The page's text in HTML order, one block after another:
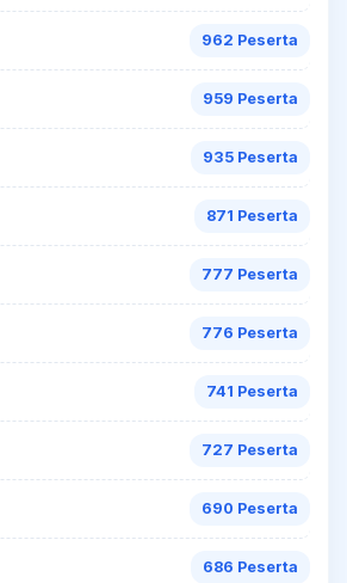
962 Peserta
959 Peserta
935 Peserta
871 Peserta
777 Peserta
776 Peserta
741 Peserta
727 Peserta
690 Peserta
686 Peserta